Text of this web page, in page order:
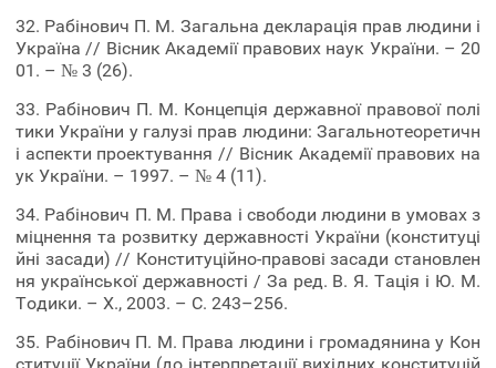
32. Рабінович П. М. Загальна декларація прав людини і
Україна // Вісник Академії правових наук України. – 20
01. – № 3 (26).
33. Рабінович П. М. Концепція державної правової полі
тики України у галузі прав людини: Загальнотеоретичн
і аспекти проектування // Вісник Академії правових на
ук України. – 1997. – № 4 (11).
34. Рабінович П. М. Права і свободи людини в умовах з
міцнення та розвитку державності України (конституці
йні засади) // Конституційно-правові засади становлен
ня української державності / За ред. В. Я. Тація і Ю. М.
Тодики. – X., 2003. – С. 243–256.
35. Рабінович П. М. Права людини і громадянина у Кон